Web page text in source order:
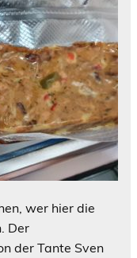
wer hier die
Der
der Tante Sven